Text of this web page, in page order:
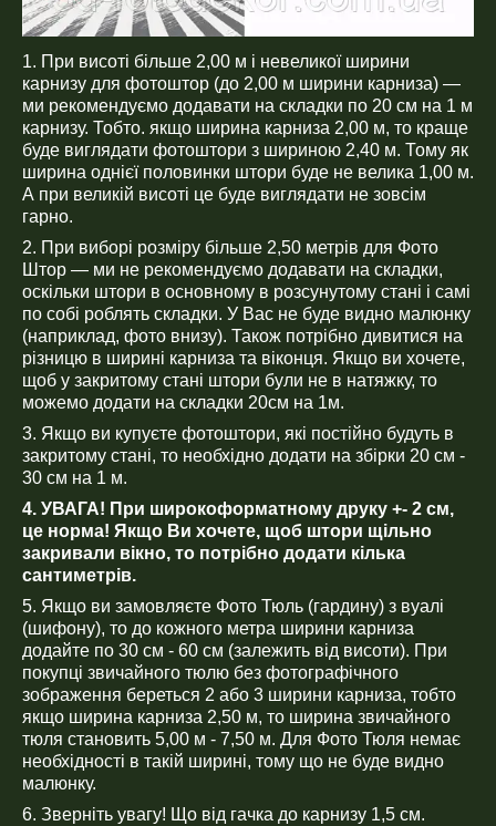
1. При висоті більше 2,00 м і невеликої ширини
карнизу для фотоштор (до 2,00 м ширини карниза) —
ми рекомендуємо додавати на складки по 20 см на 1 м
карнизу. Тобто. якщо ширина карниза 2,00 м, то краще
буде виглядати фотоштори з шириною 2,40 м. Тому як
ширина однієї половинки штори буде не велика 1,00 м.
А при великій висоті це буде виглядати не зовсім
гарно.
2. При виборі розміру більше 2,50 метрів для Фото
Штор — ми не рекомендуємо додавати на складки,
оскільки штори в основному в розсунутому стані і самі
по собі роблять складки. У Вас не буде видно малюнку
(наприклад, фото внизу). Також потрібно дивитися на
різницю в ширині карниза та віконця. Якщо ви хочете,
щоб у закритому стані штори були не в натяжку, то
можемо додати на складки 20см на 1м.
3. Якщо ви купуєте фотоштори, які постійно будуть в
закритому стані, то необхідно додати на збірки 20 см -
30 см на 1 м.
4. УВАГА! При широкоформатному друку +- 2 см,
це норма! Якщо Ви хочете, щоб штори щільно
закривали вікно, то потрібно додати кілька
сантиметрів.
5. Якщо ви замовляєте Фото Тюль (гардину) з вуалі
(шифону), то до кожного метра ширини карниза
додайте по 30 см - 60 см (залежить від висоти). При
покупці звичайного тюлю без фотографічного
зображення береться 2 або 3 ширини карниза, тобто
якщо ширина карниза 2,50 м, то ширина звичайного
тюля становить 5,00 м - 7,50 м. Для Фото Тюля немає
необхідності в такій ширині, тому що не буде видно
малюнку.
6. Зверніть увагу! Що від гачка до карнизу 1,5 см.